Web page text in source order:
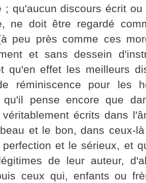
; qu'aucun discours écrit
ne doit être regardé
peu près comme ces
et sans dessein
qu'en effet les meilleurs
réminiscence pour les
qu'il pense encore que
véritablement écrits dans
et le bon, dans ceux-
perfection et le sérieux, et
de leur auteur,
ceux qui, enfants ou